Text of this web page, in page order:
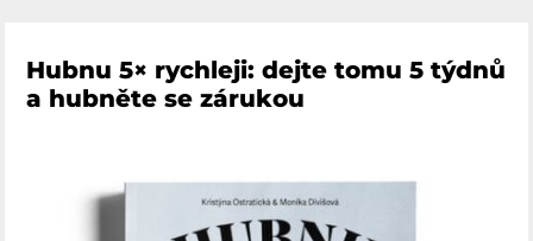
Hubnu 5× rychleji: dejte tomu 5 týdnů
a hubněte se zárukou